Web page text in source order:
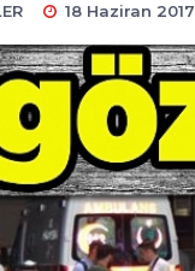
18 Haziran